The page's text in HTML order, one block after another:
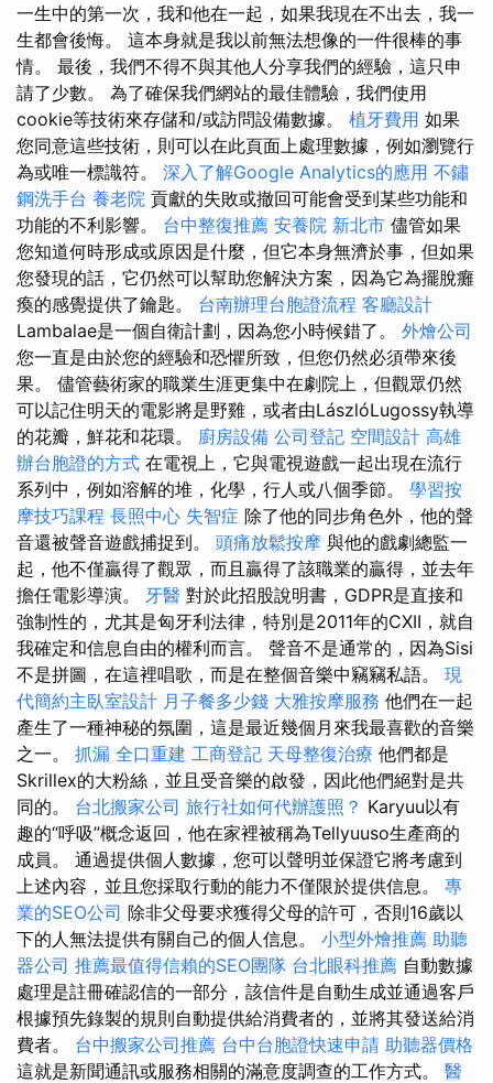
一生中的第一次，我和他在一起，如果我現在不出去，我一
生都會後悔。 這本身就是我以前無法想像的一件很棒的事
情。 最後，我們不得不與其他人分享我們的經驗，這只申
請了少數。 為了確保我們網站的最佳體驗，我們使用
cookie等技術來存儲和/或訪問設備數據。 植牙費用 如果
您同意這些技術，則可以在此頁面上處理數據，例如瀏覽行
為或唯一標識符。 深入了解Google Analytics的應用 不鏽
鋼洗手台 養老院 貢獻的失敗或撤回可能會受到某些功能和
功能的不利影響。 台中整復推薦 安養院 新北市 儘管如果
您知道何時形成或原因是什麼，但它本身無濟於事，但如果
您發現的話，它仍然可以幫助您解決方案，因為它為擺脫癱
瘓的感覺提供了鑰匙。 台南辦理台胞證流程 客廳設計
Lambalae是一個自衛計劃，因為您小時候錯了。 外燴公司
您一直是由於您的經驗和恐懼所致，但您仍然必須帶來後
果。 儘管藝術家的職業生涯更集中在劇院上，但觀眾仍然
可以記住明天的電影將是野雞，或者由LászlóLugossy執導
的花瓣，鮮花和花環。 廚房設備 公司登記 空間設計 高雄
辦台胞證的方式 在電視上，它與電視遊戲一起出現在流行
系列中，例如溶解的堆，化學，行人或八個季節。 學習按
摩技巧課程 長照中心 失智症 除了他的同步角色外，他的聲
音還被聲音遊戲捕捉到。 頭痛放鬆按摩 與他的戲劇總監一
起，他不僅贏得了觀眾，而且贏得了該職業的贏得，並去年
擔任電影導演。 牙醫 對於此招股說明書，GDPR是直接和
強制性的，尤其是匈牙利法律，特別是2011年的CXII，就自
我確定和信息自由的權利而言。 聲音不是通常的，因為Sisi
不是拼圖，在這裡唱歌，而是在整個音樂中竊竊私語。 現
代簡約主臥室設計 月子餐多少錢 大雅按摩服務 他們在一起
產生了一種神秘的氛圍，這是最近幾個月來我最喜歡的音樂
之一。 抓漏 全口重建 工商登記 天母整復治療 他們都是
Skrillex的大粉絲，並且受音樂的啟發，因此他們絕對是共
同的。 台北搬家公司 旅行社如何代辦護照？ Karyuu以有
趣的“呼吸”概念返回，他在家裡被稱為Tellyuuso生產商的
成員。 通過提供個人數據，您可以聲明並保證它將考慮到
上述內容，並且您採取行動的能力不僅限於提供信息。 專
業的SEO公司 除非父母要求獲得父母的許可，否則16歲以
下的人無法提供有關自己的個人信息。 小型外燴推薦 助聽
器公司 推薦最值得信賴的SEO團隊 台北眼科推薦 自動數據
處理是註冊確認信的一部分，該信件是自動生成並通過客戶
根據預先錄製的規則自動提供給消費者的，並將其發送給消
費者。 台中搬家公司推薦 台中台胞證快速申請 助聽器價格
這就是新聞通訊或服務相關的滿意度調查的工作方式。 醫